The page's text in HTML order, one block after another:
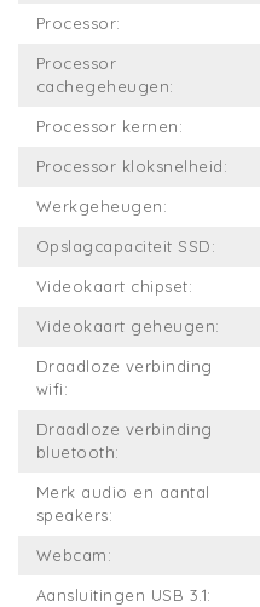
Processor:
Processor
cachegeheugen:
Processor kernen:
Processor kloksnelheid:
Werkgeheugen:
Opslagcapaciteit SSD:
Videokaart chipset:
Videokaart geheugen:
Draadloze verbinding
wifi:
Draadloze verbinding
bluetooth:
Merk audio en aantal
speakers:
Webcam:
Aansluitingen USB 3.1: